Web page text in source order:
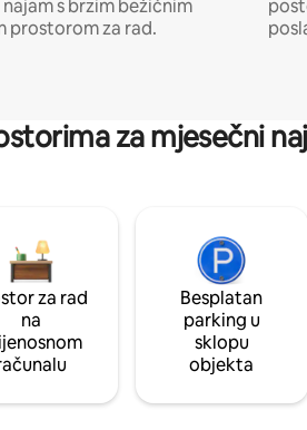
s brzim bežičnim
prostorom za rad.
za mjesečni
za rad
na
Besplatan
parking u
sklopu
objekta